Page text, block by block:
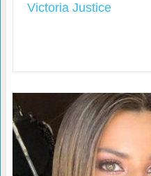
Victoria Justice